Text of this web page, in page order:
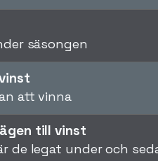
säsongen
att vinna
till vinst
de legat under och